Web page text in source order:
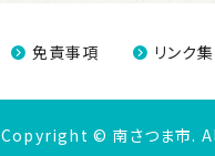
免責事項 リンク集
Copyright © 南さつま市.